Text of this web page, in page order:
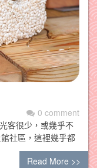
0 comment
客很少，或幾乎不
社區，這裡幾乎都
Read More >>